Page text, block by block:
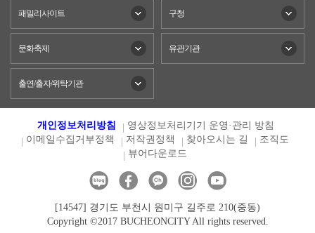
패밀리사이트 구청
문화축제 유관기관
출연/출자/위탁기관
개인정보처리방침
영상정보처리기기 운영·관리 방침
이메일수집거부정책
저작권정책 찾아오시는 길
조직도
뷰어다운로드
[14547] 경기도 부천시 원미구 길주로 210(중동)
Copyright ©2017 BUCHEONCITY All rights reserved.